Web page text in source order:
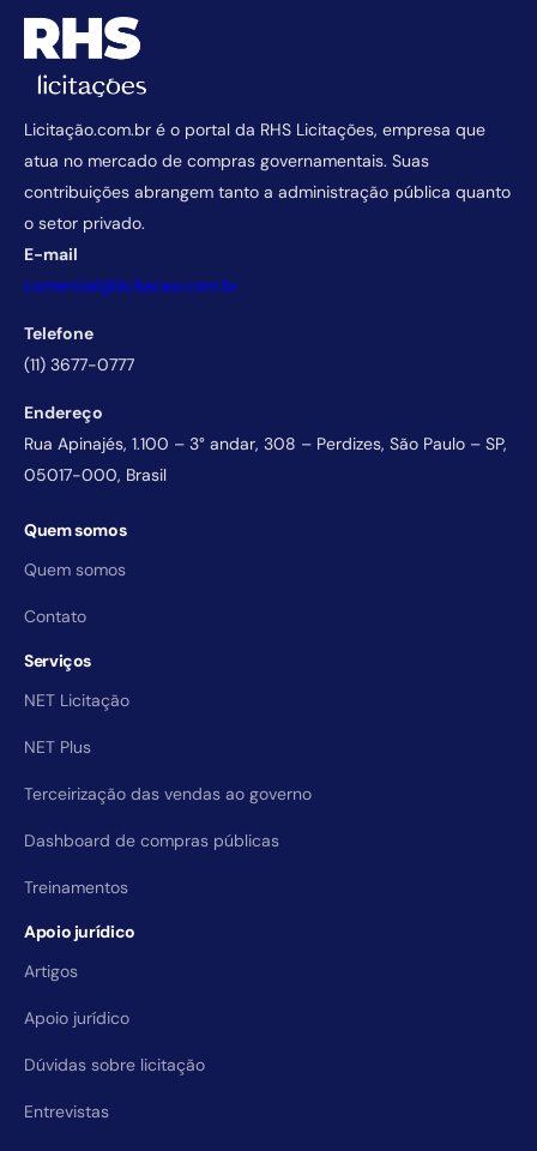
Licitação.com.br é o portal da RHS Licitações, empresa que
atua no mercado de compras governamentais. Suas
contribuições abrangem tanto a administração pública quanto
o setor privado.
E-mail
comercial@licitacao.com.br
Telefone
(11) 3677-0777
Endereço
Rua Apinajés, 1.100 – 3° andar, 308 – Perdizes, São Paulo – SP,
05017-000, Brasil
Quem somos
Quem somos
Contato
Serviços
NET Licitação
NET Plus
Terceirização das vendas ao governo
Dashboard de compras públicas
Treinamentos
Apoio jurídico
Artigos
Apoio jurídico
Dúvidas sobre licitação
Entrevistas